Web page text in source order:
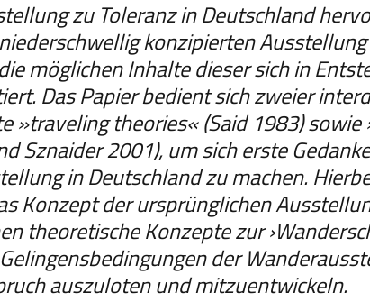
zu Toleranz in Deutschland
konzipierten
möglichen Inhalte dieser sich in
Das Papier bedient sich zweier
»traveling theories« (Said 1983)
Sznaider 2001), um sich erste
in Deutschland zu machen.
Konzept der ursprünglichen
theoretische Konzepte zur
der
auszuloten und mitzuentwickeln.